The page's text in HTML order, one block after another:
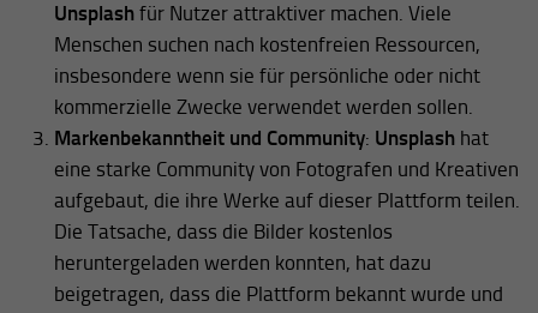
Unsplash für Nutzer attraktiver machen. Viele
Menschen suchen nach kostenfreien Ressourcen,
insbesondere wenn sie für persönliche oder nicht
kommerzielle Zwecke verwendet werden sollen.
Markenbekanntheit und Community: Unsplash hat
eine starke Community von Fotografen und Kreativen
aufgebaut, die ihre Werke auf dieser Plattform teilen.
Die Tatsache, dass die Bilder kostenlos
heruntergeladen werden konnten, hat dazu
beigetragen, dass die Plattform bekannt wurde und